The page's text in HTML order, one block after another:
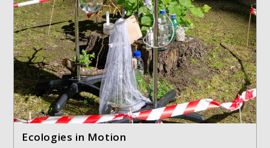
Ecologies in Motion